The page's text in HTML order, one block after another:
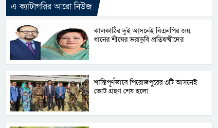
এ ক্যাটাগরির আরো নিউজ
ঝালকাঠির দুই আসনেই বিএনপির জয়,
ধানের শীষের ভরাডুবি প্রতিদ্বন্দ্বীদের
শান্তিপূর্ণভাবে পিরোজপুরের ৩টি আসনেই
ভোট গ্রহণ শেষ হলো